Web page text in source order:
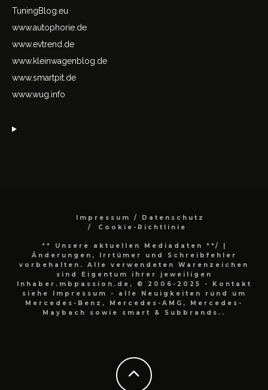
TuningBlog.eu
www.autophorie.de
www.evtrend.de
www.kleinwagenblog.de
www.smartpit.de
www.wug.info
Impressum / Datenschutz
Cookie-Richtlinie
** Unsere aktuellen Mediadaten **/
|
Änderungen, Irrtümer und Schreibfehler
vorbehalten. Alle verwendeten Warenzeichen
sind Eigentum ihrer jeweiligen
Inhaber.mbpassion.de, © 2006-2025 - Kontakt
siehe Impressum - alle Neuigkeiten rund um
Mercedes-Benz, Mercedes-AMG, Mercedes-
Maybach sowie smart & Subbrands..